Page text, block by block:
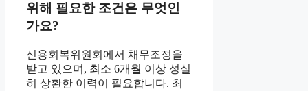
위해 필요한 조건은 무엇인
가요?
신용회복위원회에서 채무조정을
받고 있으며, 최소 6개월 이상 성실
히 상환한 이력이 필요합니다. 최